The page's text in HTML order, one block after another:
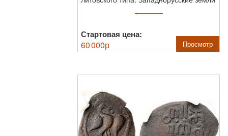
Стартовая цена:
60 000р Просмотр